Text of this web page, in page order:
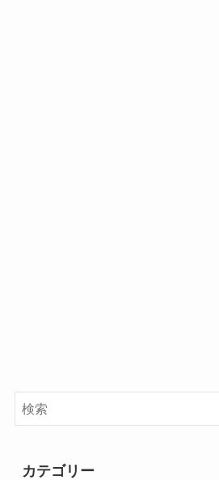
カテゴリー